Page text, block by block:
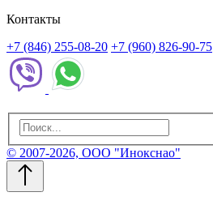
Контакты
+7 (846) 255-08-20 +7 (960) 826-90-75
© 2007-2026, ООО "Инокснао"